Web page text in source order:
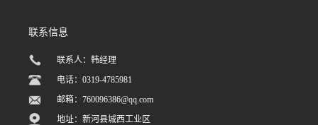
联系信息
联系人：韩经理
电话：0319-4785981
邮箱：760096386@qq.com
地址：新河县城西工业区